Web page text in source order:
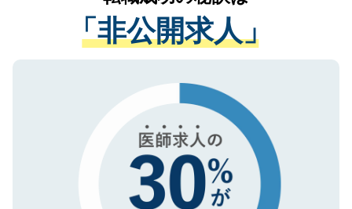
管理基準を満たした事業者のみに付与され
る、プライバシーマークを取得済みです。
ご登録いただいた個人情報は、SSL（デー
で、機密保持に関してもご安心ください。
経験をまじえながら、適切なアドバイスを
させていただきます。すぐにご転職をされ
ない方には、長期的なサポートが可能です
ので、まずはご登録ください。
「非公開求人」